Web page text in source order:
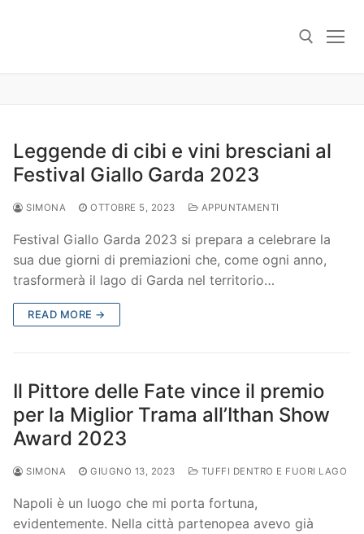
Leggende di cibi e vini bresciani al
Festival Giallo Garda 2023
SIMONA OTTOBRE 5, 2023 APPUNTAMENTI
Festival Giallo Garda 2023 si prepara a celebrare la
sua due giorni di premiazioni che, come ogni anno,
trasformerà il lago di Garda nel territorio…
READ MORE →
Il Pittore delle Fate vince il premio
per la Miglior Trama all’Ithan Show
Award 2023
SIMONA GIUGNO 13, 2023 TUFFI DENTRO E FUORI LAGO
Napoli è un luogo che mi porta fortuna,
evidentemente. Nella città partenopea avevo già